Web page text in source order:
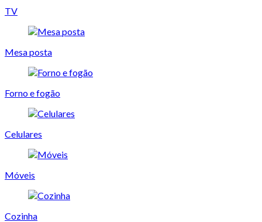
TV
Mesa posta
Forno e fogão
Celulares
Móveis
Cozinha